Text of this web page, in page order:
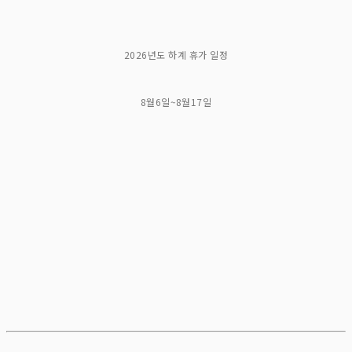
2026년도 하계 휴가 일정
8월6일~8월17일